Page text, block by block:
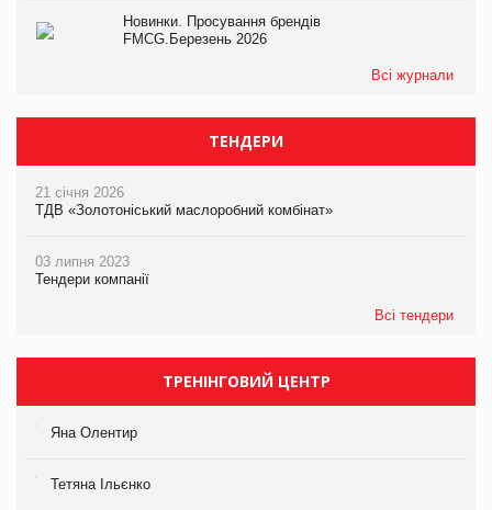
Новинки. Просування брендів
FMCG.Березень 2026
Всі журнали
ТЕНДЕРИ
21 січня 2026
ТДВ «Золотоніський маслоробний комбінат»
03 липня 2023
Тендери компанії
Всі тендери
ТРЕНІНГОВИЙ ЦЕНТР
Яна Олентир
Тетяна Ільєнко